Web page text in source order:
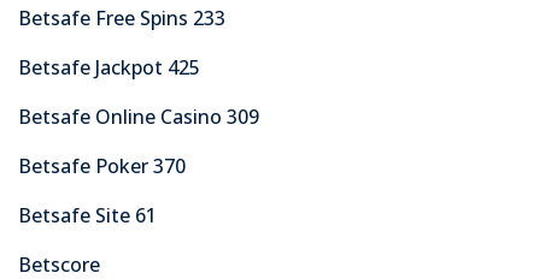
Betsafe Free Spins 233
Betsafe Jackpot 425
Betsafe Online Casino 309
Betsafe Poker 370
Betsafe Site 61
Betscore